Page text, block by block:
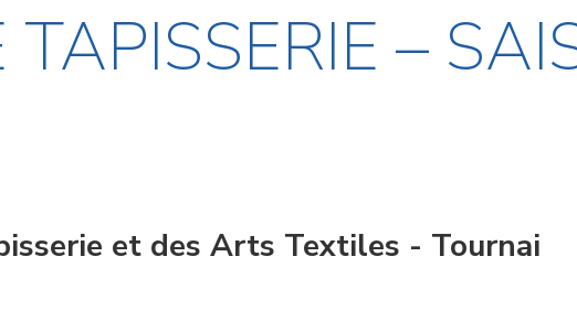
–
et des Arts Textiles - Tournai